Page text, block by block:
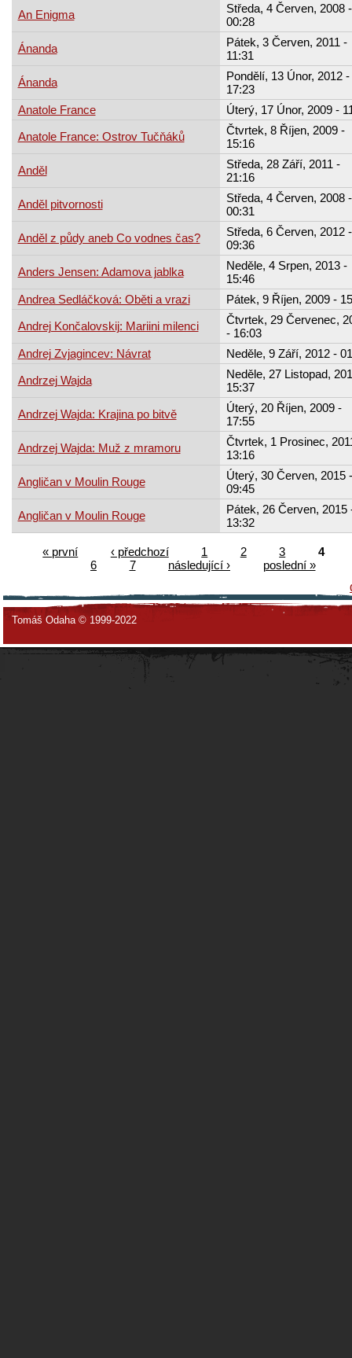
An Enigma
Středa, 4 Červen, 2008 -
00:28
Ánanda
Pátek, 3 Červen, 2011 -
11:31
Ánanda
Pondělí, 13 Únor, 2012 -
17:23
Anatole France
Úterý, 17 Únor, 2009 -
Anatole France: Ostrov Tučňáků
Čtvrtek, 8 Říjen, 2009 -
15:16
Anděl
Středa, 28 Září, 2011 -
21:16
Anděl pitvornosti
Středa, 4 Červen, 2008 -
00:31
Anděl z půdy aneb Co vodnes čas?
Středa, 6 Červen, 2012 -
09:36
Anders Jensen: Adamova jablka
Neděle, 4 Srpen, 2013 -
15:46
Andrea Sedláčková: Oběti a vrazi
Pátek, 9 Říjen, 2009 -
Andrej Končalovskij: Mariini milenci
Čtvrtek, 29 Červenec,
- 16:03
Andrej Zvjagincev: Návrat
Neděle, 9 Září, 2012 -
Andrzej Wajda
Neděle, 27 Listopad,
15:37
Andrzej Wajda: Krajina po bitvě
Úterý, 20 Říjen, 2009 -
17:55
Andrzej Wajda: Muž z mramoru
Čtvrtek, 1 Prosinec,
13:16
Angličan v Moulin Rouge
Úterý, 30 Červen, 2015 -
09:45
Angličan v Moulin Rouge
Pátek, 26 Červen, 2015
13:32
« první ‹ předchozí 1 2 3
4
6
7 následující ›
poslední »
Tomáš Odaha © 1999-2022